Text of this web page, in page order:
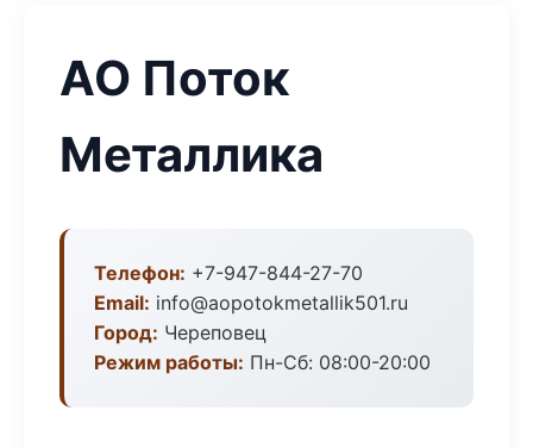
АО Поток
Металлика
Телефон: +7-947-844-27-70
Email: info@aopotokmetallik501.ru
Город: Череповец
Режим работы: Пн-Сб: 08:00-20:00